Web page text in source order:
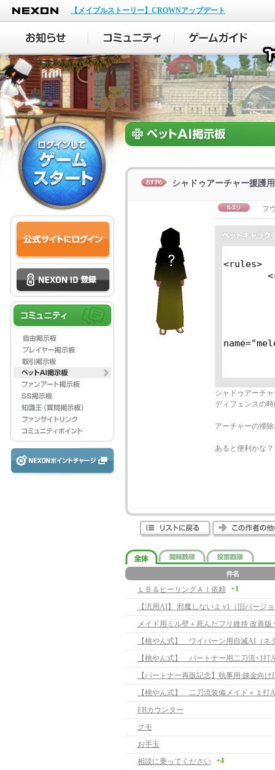
NEXON
【メイプルストーリー】CROWNアップデート
シャドゥアーチャー援護用
フ
シャドゥアーチ
ディフェンスの
アーチャーの掃
あると便利かな
ＬＢ＆ヒーリングＡＩ依頼 +1
【汎用AI】 邪魔しないよ v1（旧バージ
メイド用ミル壁＋死んだフリ維持 改善版
【桃やん式】 ワイバーン用自滅AI（ネ
FBカウンター
クモ
お手玉
相談に乗ってください
+4